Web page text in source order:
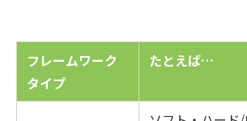
フレームワーク
タイプ
たとえば…